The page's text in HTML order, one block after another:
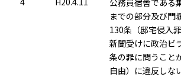
公務員宿舎である
までの部分及び門
130条（邸宅侵入
新聞受けに政治ビ
条の罪に問うこと
自由）に違反しな